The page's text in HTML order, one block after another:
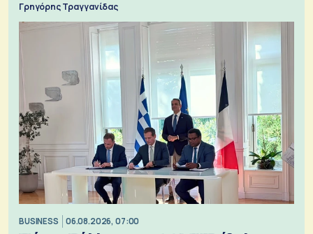
Γρηγόρης Τραγγανίδας
BUSINESS 06.08.2026, 07:00